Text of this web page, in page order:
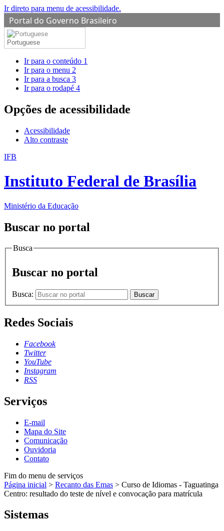
Ir direto para menu de acessibilidade.
Portal do Governo Brasileiro
Portuguese
Ir para o conteúdo 1
Ir para o menu 2
Ir para a busca 3
Ir para o rodapé 4
Opções de acessibilidade
Acessibilidade
Alto contraste
IFB
Instituto Federal de Brasília
Ministério da Educação
Buscar no portal
Busca
Buscar no portal
Busca: Buscar
Redes Sociais
Facebook
Twitter
YouTube
Instagram
RSS
Serviços
E-mail
Mapa do Site
Comunicação
Ouvidoria
Contato
Fim do menu de serviços
Página inicial > Recanto das Emas > Curso de Idiomas - Taguatinga
Centro: resultado do teste de nível e convocação para matrícula
Sistemas